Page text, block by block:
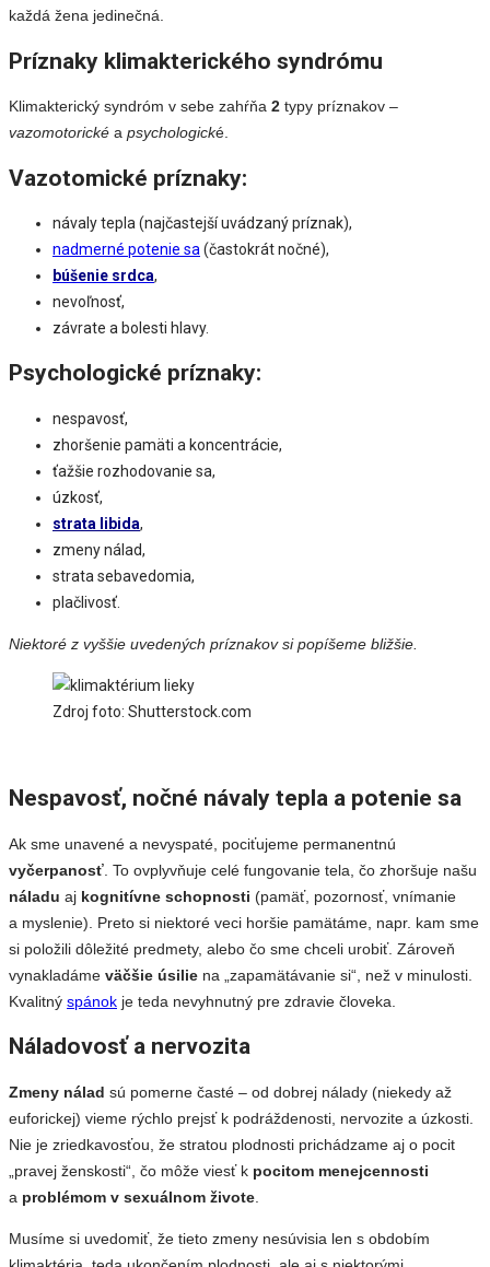
každá žena jedinečná.
Príznaky klimakterického syndrómu
Klimakterický syndróm v sebe zahŕňa 2 typy príznakov –
vazomotorické a psychologické.
Vazotomické príznaky:
návaly tepla (najčastejší uvádzaný príznak),
nadmerné potenie sa (častokrát nočné),
búšenie srdca,
nevoľnosť,
závrate a bolesti hlavy.
Psychologické príznaky:
nespavosť,
zhoršenie pamäti a koncentrácie,
ťažšie rozhodovanie sa,
úzkosť,
strata libida,
zmeny nálad,
strata sebavedomia,
plačlivosť.
Niektoré z vyššie uvedených príznakov si popíšeme bližšie.
Zdroj foto: Shutterstock.com
Nespavosť, nočné návaly tepla a potenie sa
Ak sme unavené a nevyspaté, pociťujeme permanentnú
vyčerpanosť . To ovplyvňuje celé fungovanie tela, čo zhoršuje našu
náladu aj kognitívne schopnosti (pamäť, pozornosť, vnímanie
a myslenie). Preto si niektoré veci horšie pamätáme, napr. kam sme
si položili dôležité predmety, alebo čo sme chceli urobiť. Zároveň
vynakladáme väčšie úsilie na „zapamätávanie si“, než v minulosti.
Kvalitný spánok je teda nevyhnutný pre zdravie človeka.
Náladovosť a nervozita
Zmeny nálad sú pomerne časté – od dobrej nálady (niekedy až
euforickej) vieme rýchlo prejsť k podráždenosti, nervozite a úzkosti.
Nie je zriedkavosťou, že stratou plodnosti prichádzame aj o pocit
„pravej ženskosti“, čo môže viesť k pocitom menejcennosti
a problémom v sexuálnom živote
Musíme si uvedomiť, že tieto zmeny nesúvisia len s obdobím